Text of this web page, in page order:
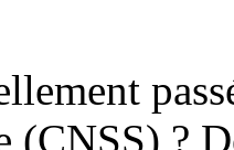
(CNSS) ?